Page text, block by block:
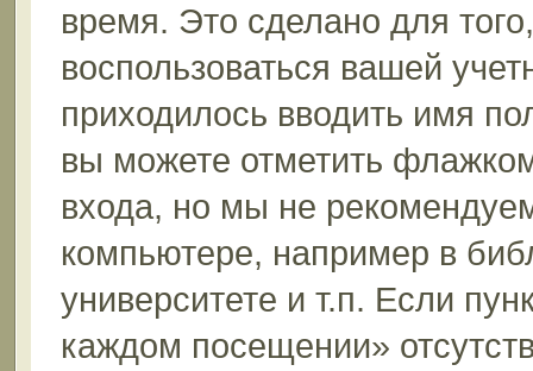
время. Это сделано для
воспользоваться вашей
приходилось вводить имя
вы можете отметить
входа, но мы не
компьютере, например в
университете и т.п. Если
каждом посещении»